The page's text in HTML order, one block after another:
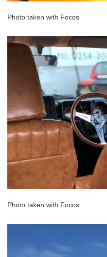
Photo taken with Focos
Photo taken with Focos